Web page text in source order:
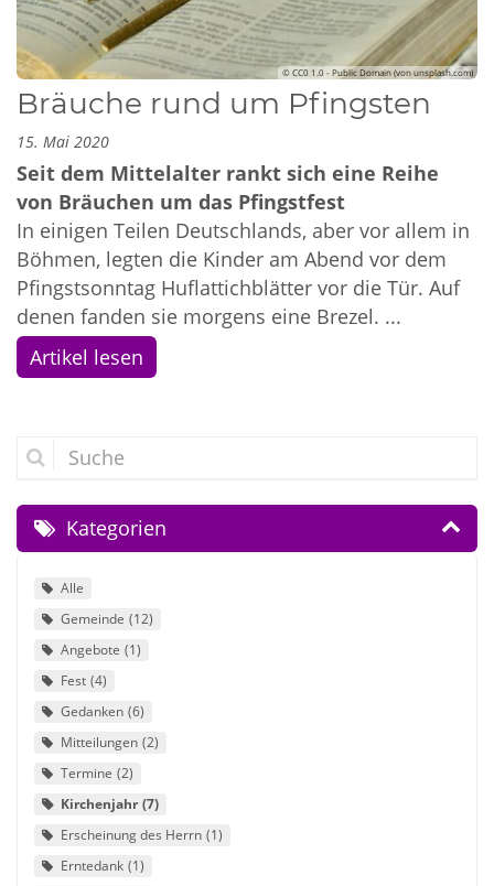
© CC0 1.0 - Public Domain (von unsplash.com)
Bräuche rund um Pfingsten
15. Mai 2020
Seit dem Mittelalter rankt sich eine Reihe
von Bräuchen um das Pfingstfest
In einigen Teilen Deutschlands, aber vor allem in
Böhmen, legten die Kinder am Abend vor dem
Pfingstsonntag Huflattichblätter vor die Tür. Auf
denen fanden sie morgens eine Brezel. ...
Artikel lesen
Suche
Kategorien
Alle
Gemeinde 12
Angebote 1
Fest 4
Gedanken 6
Mitteilungen 2
Termine 2
Kirchenjahr 7
Erscheinung des Herrn 1
Erntedank 1